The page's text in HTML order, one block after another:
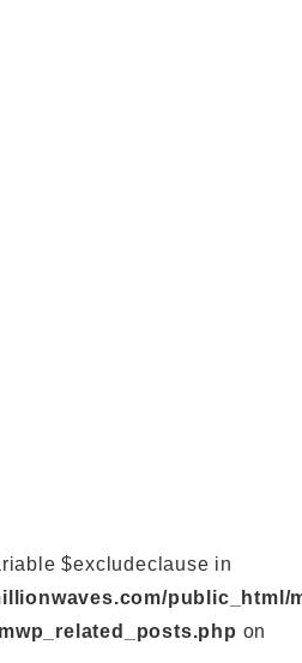
$excludeclause in
public_html/
on